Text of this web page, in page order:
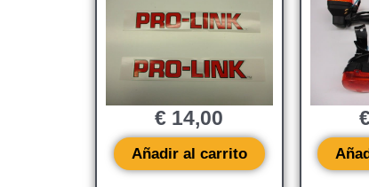
€ 14,00
Añadir al carrito